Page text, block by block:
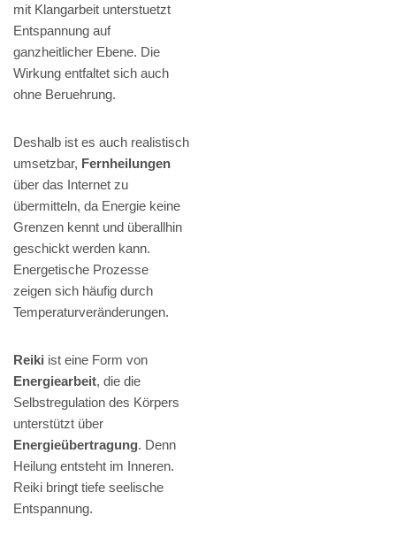
mit Klangarbeit unterstuetzt
Entspannung auf
ganzheitlicher Ebene. Die
Wirkung entfaltet sich auch
ohne Beruehrung.
Deshalb ist es auch realistisch
umsetzbar, Fernheilungen
über das Internet zu
übermitteln, da Energie keine
Grenzen kennt und überallhin
geschickt werden kann.
Energetische Prozesse
zeigen sich häufig durch
Temperaturveränderungen.
Reiki ist eine Form von
Energiearbeit, die die
Selbstregulation des Körpers
unterstützt über
Energieübertragung. Denn
Heilung entsteht im Inneren.
Reiki bringt tiefe seelische
Entspannung.